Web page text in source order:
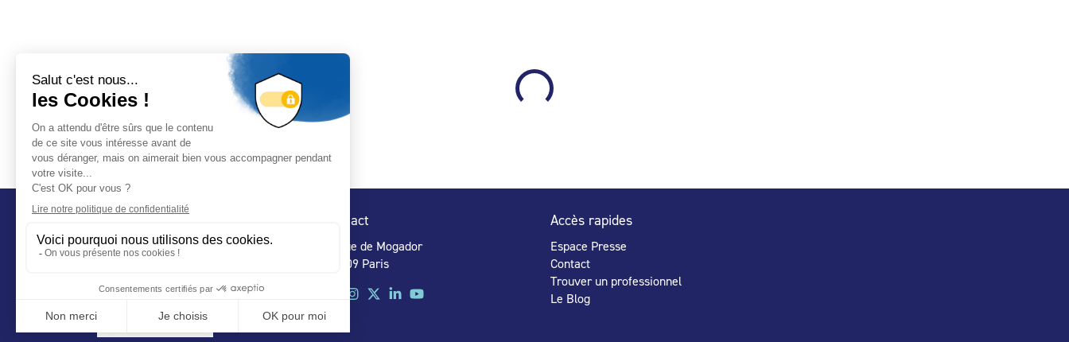
Contact
32 rue de Mogador
75 009 Paris
Accès rapides
Espace Presse
Contact
Trouver un professionnel
Le Blog